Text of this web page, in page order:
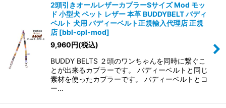
2頭引きオールレザーカプラーSサイズ Mod モッ
ド 小型犬 ペット レザー 本革 BUDDYBELT バディ
ベルト 犬用 バディーベルト正規輸入代理店 正規
店 [bbl-cpl-mod]
9,960円(税込)
BUDDY BELTS ２頭のワンちゃんを同時に繋ぐこ
とが出来るカプラーです。 バディーベルトと同じ
素材を使ったカプラーです。 バディーベルトとコ
ー…